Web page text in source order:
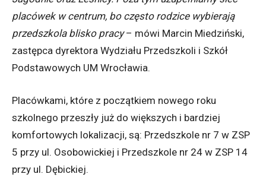
placówek w centrum, bo często rodzice wybierają
przedszkola blisko pracy– mówi Marcin Miedziński,
zastępca dyrektora Wydziału Przedszkoli i Szkół
Podstawowych UM Wrocławia.
Placówkami, które z początkiem nowego roku
szkolnego przeszły już do większych i bardziej
komfortowych lokalizacji, są: Przedszkole nr 7 w ZSP
5 przy ul. Osobowickiej i Przedszkole nr 24 w ZSP 14
przy ul. Dębickiej.